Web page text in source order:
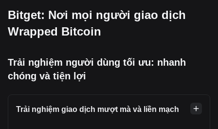
Bitget: Nơi mọi người giao dịch
Wrapped Bitcoin
Trải nghiệm người dùng tối ưu: nhanh
chóng và tiện lợi
Trải nghiệm giao dịch mượt mà và liền mạch